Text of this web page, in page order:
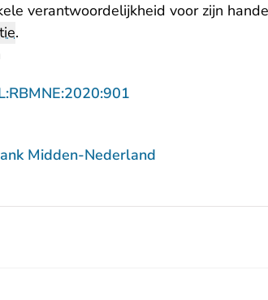
verantwoordelijkheid voor zijn
.
Midden-Nederland